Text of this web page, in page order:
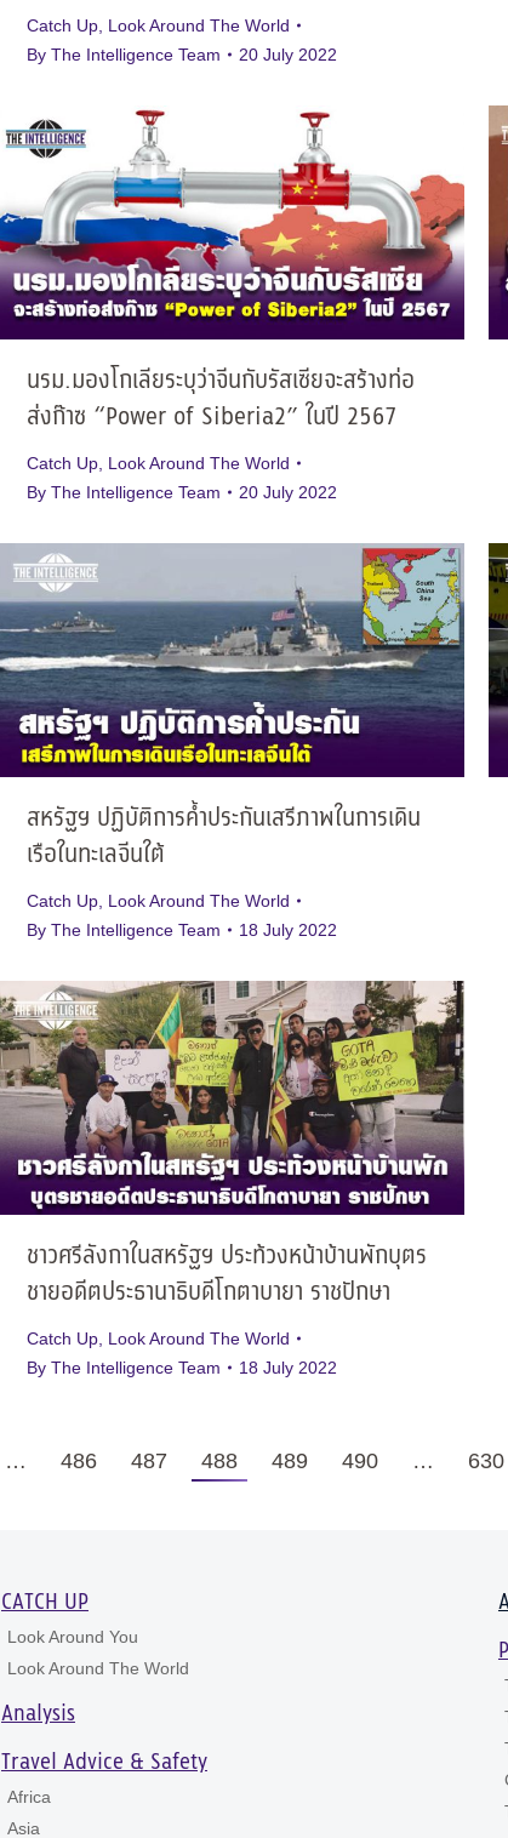
Catch Up Look Around The World
By The Intelligence Team 20 July 2022
นรม.มองโกเลียระบุว่าจีนกับรัสเซียจะสร้างท่อ
ส่งก๊าซ “Power of Siberia2” ในปี 2567
Catch Up Look Around The World
By The Intelligence Team 20 July 2022
สหรัฐฯ ปฏิบัติการค้ำประกันเสรีภาพในการเดิน
เรือในทะเลจีนใต้
Catch Up Look Around The World
By The Intelligence Team 18 July 2022
ชาวศรีลังกาในสหรัฐฯ ประท้วงหน้าบ้านพักบุตร
ชายอดีตประธานาธิบดีโกตาบายา ราชปักษา
Catch Up Look Around The World
By The Intelligence Team 18 July 2022
… 486 487 488 489 490 … 630
CATCH UP
Look Around You
Look Around The World
Analysis
Travel Advice & Safety
Africa
Asia